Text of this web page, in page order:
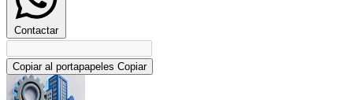
Contactar
Copiar al portapapeles Copiar